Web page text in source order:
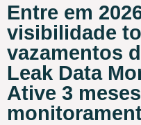
Entre em
visibilidade
vazamentos
Leak Data
Ative 3